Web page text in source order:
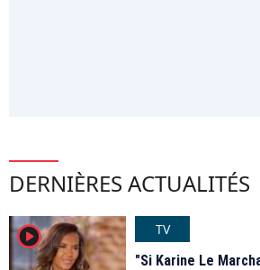
DERNIÈRES ACTUALITÉS
player2
TV
"Si Karine Le